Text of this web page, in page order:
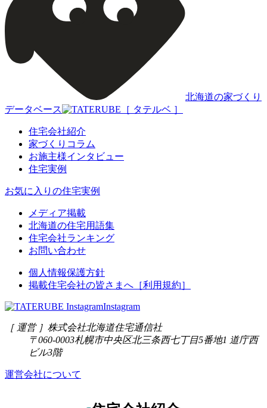
北海道の家づくり
データベース
［ タテルベ ］
住宅会社紹介
家づくりコラム
お施主様インタビュー
住宅実例
お気に入りの住宅実例
メディア掲載
北海道の住宅用語集
住宅会社ランキング
お問い合わせ
個人情報保護方針
掲載住宅会社の皆さまへ［利用規約］
Instagram
［ 運営 ］ 株式会社北海道住宅通信社
〒060-0003札幌市中央区北三条西七丁目5番地1 道庁西
ビル3階
運営会社について